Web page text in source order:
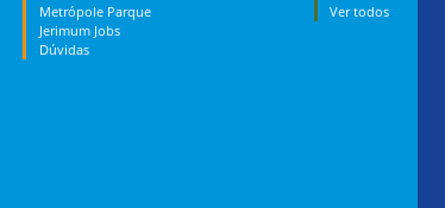
Metrópole Parque
Jerimum Jobs
Dúvidas
Ver todos